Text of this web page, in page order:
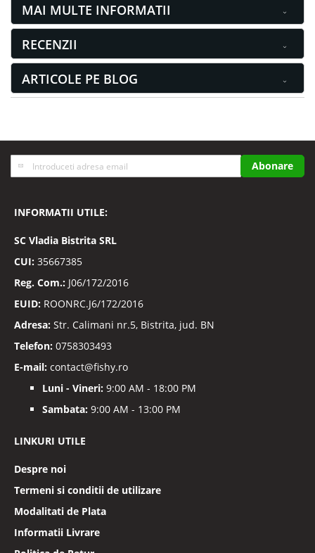
MAI MULTE INFORMATII
RECENZII
ARTICOLE PE BLOG
Inscrieti-
va
noastre
Abonare
INFORMATII UTILE:
SC Vladia Bistrita SRL
CUI: 35667385
Reg. Com.: J06/172/2016
EUID: ROONRC.J6/172/2016
Adresa: Str. Calimani nr.5, Bistrita, jud. BN
Telefon: 0758303493
E-mail: contact@fishy.ro
Luni - Vineri: 9:00 AM - 18:00 PM
Sambata: 9:00 AM - 13:00 PM
LINKURI UTILE
Despre noi
Termeni si conditii de utilizare
Modalitati de Plata
Informatii Livrare